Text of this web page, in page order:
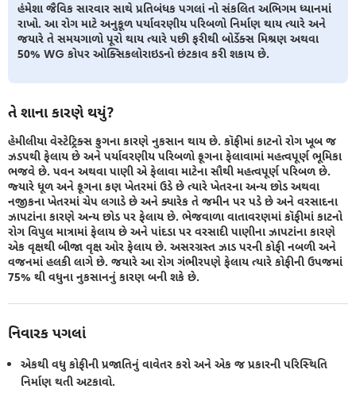
હંમેશા જૈવિક સારવાર સાથે પ્રતિબંધક પગલાં નો સંકલિત અભિગમ ધ્યાનમાં
રાખો. આ રોગ માટે અનુકૂળ પર્યાવરણીય પરિબળો નિર્માણ થાય ત્યારે અને
જયારે તે સમયગાળો પૂરો થાય ત્યારે પછી ફરીથી બોર્ડેક્સ મિશ્રણ અથવા
50% WG કોપર ઓક્સિકલોરાઇડનો છંટકાવ કરી શકાય છે.
તે શાના કારણે થયું?
હેમીલીયા વેસ્ટેટ્રિક્સ ફુગના કારણે નુકસાન થાય છે. કૉફીમાં કાટનો રોગ ખૂબ જ
ઝડપથી ફેલાય છે અને પર્યાવરણીય પરિબળો ફૂગના ફેલાવામાં મહત્વપૂર્ણ ભૂમિકા
ભજવે છે. પવન અથવા પાણી એ ફેલાવા માટેના સૌથી મહત્વપૂર્ણ પરિબળ છે.
જ્યારે ધૂળ અને ફૂગના કણ ખેતરમાં ઉડે છે ત્યારે ખેતરના અન્ય છોડ અથવા
નજીકના ખેતરમાં ચેપ લગાડે છે અને ક્યારેક તે જમીન પર પડે છે અને વરસાદના
ઝાપટાંના કારણે અન્ય છોડ પર ફેલાય છે. ભેજવાળા વાતાવરણમાં કૉફીમાં કાટનો
રોગ વિપુલ માત્રામાં ફેલાય છે અને પાંદડા પર વરસાદી પાણીના ઝાપટાંના કારણે
એક વૃક્ષથી બીજા વૃક્ષ ઓર ફેલાય છે. અસરગ્રસ્ત ઝાડ પરની કોફી નબળી અને
વજનમાં હલકી લાગે છે. જયારે આ રોગ ગંભીરપણે ફેલાય ત્યારે કોફીની ઉપજમાં
75% થી વધુના નુકસાનનું કારણ બની શકે છે.
નિવારક પગલાં
એકથી વધુ કોફીની પ્રજાતિનું વાવેતર કરો અને એક જ પ્રકારની પરિસ્થિતિ
નિર્માણ થતી અટકાવો.